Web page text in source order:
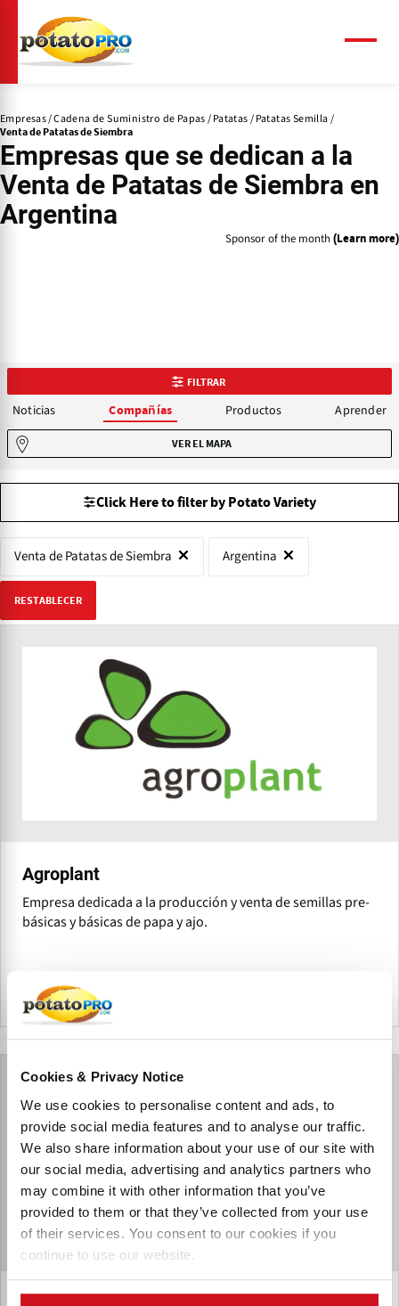
Cookies & Privacy Notice
We use cookies to personalise content and ads, to
provide social media features and to analyse our traffic.
We also share information about your use of our site with
our social media, advertising and analytics partners who
may combine it with other information that you’ve
provided to them or that they’ve collected from your use
of their services. You consent to our cookies if you
continue to use our website.
contenido
principal
Empresas Cadena de Suministro de Papas Patatas Patatas Semilla
Venta de Patatas de Siembra
Empresas que se dedican a la
Venta de Patatas de Siembra en
Argentina
Sponsor of the month (Learn more)
FILTRAR
Noticias Compañías Productos Aprender
VER EL MAPA
Click Here to filter by Potato Variety
Venta de Patatas de Siembra Argentina
RESTABLECER
Agroplant
Empresa dedicada a la producción y venta de semillas pre-
básicas y básicas de papa y ajo.
Argentina